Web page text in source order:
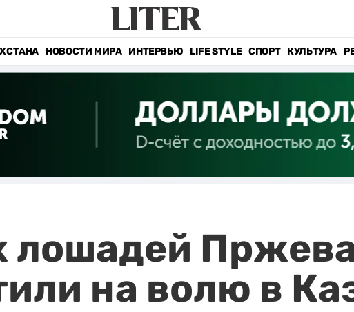
НОВОСТИ МИРА ИНТЕРВЬЮ LIFE STYLE СПОРТ КУЛЬТУРА
лошадей
на волю в